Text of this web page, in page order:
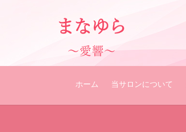
ホーム 当サロンについて